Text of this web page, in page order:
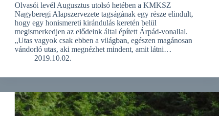
Olvasói levél Augusztus utolsó hetében a KMKSZ
Nagyberegi Alapszervezete tagságának egy része elindult,
hogy egy honismereti kirándulás keretén belül
megismerkedjen az elődeink által épített Árpád-vonallal.
„Utas vagyok csak ebben a világban, egészen magánosan
vándorló utas, aki megnézhet mindent, amit látni…
2019.10.02.